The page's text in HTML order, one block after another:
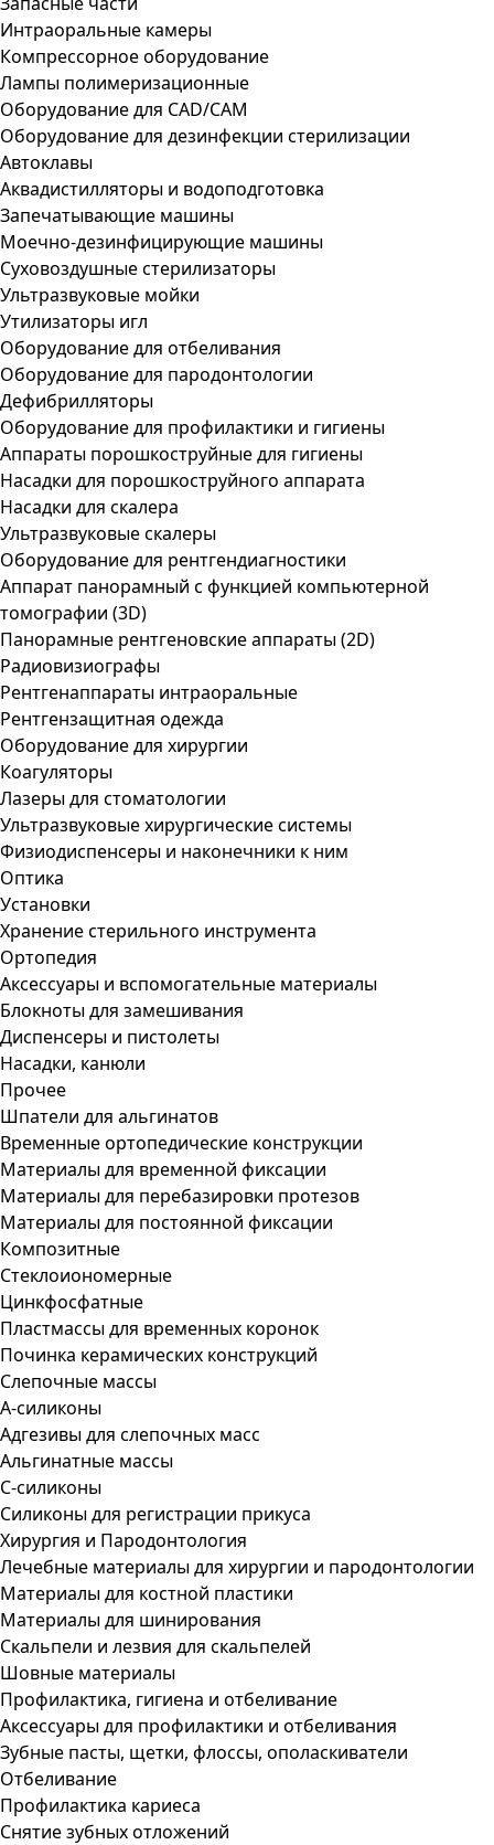
Интраоральные камеры
Компрессорное оборудование
Лампы полимеризационные
Оборудование для CAD/CAM
Оборудование для дезинфекции стерилизации
Автоклавы
Аквадистилляторы и водоподготовка
Запечатывающие машины
Моечно-дезинфицирующие машины
Суховоздушные стерилизаторы
Ультразвуковые мойки
Утилизаторы игл
Оборудование для отбеливания
Оборудование для пародонтологии
Дефибрилляторы
Оборудование для профилактики и гигиены
Аппараты порошкоструйные для гигиены
Насадки для порошкоструйного аппарата
Насадки для скалера
Ультразвуковые скалеры
Оборудование для рентгендиагностики
Аппарат панорамный с функцией компьютерной
томографии (3D)
Панорамные рентгеновские аппараты (2D)
Радиовизиографы
Рентгенаппараты интраоральные
Рентгензащитная одежда
Оборудование для хирургии
Коагуляторы
Лазеры для стоматологии
Ультразвуковые хирургические системы
Физиодиспенсеры и наконечники к ним
Оптика
Установки
Хранение стерильного инструмента
Ортопедия
Аксессуары и вспомогательные материалы
Блокноты для замешивания
Диспенсеры и пистолеты
Насадки, канюли
Прочее
Шпатели для альгинатов
Временные ортопедические конструкции
Материалы для временной фиксации
Материалы для перебазировки протезов
Материалы для постоянной фиксации
Композитные
Стеклоиономерные
Цинкфосфатные
Пластмассы для временных коронок
Починка керамических конструкций
Слепочные массы
А-силиконы
Адгезивы для слепочных масс
Альгинатные массы
С-силиконы
Силиконы для регистрации прикуса
Хирургия и Пародонтология
Лечебные материалы для хирургии и пародонтологии
Материалы для костной пластики
Материалы для шинирования
Скальпели и лезвия для скальпелей
Шовные материалы
Профилактика, гигиена и отбеливание
Аксессуары для профилактики и отбеливания
Зубные пасты, щетки, флоссы, ополаскиватели
Отбеливание
Профилактика кариеса
Снятие зубных отложений